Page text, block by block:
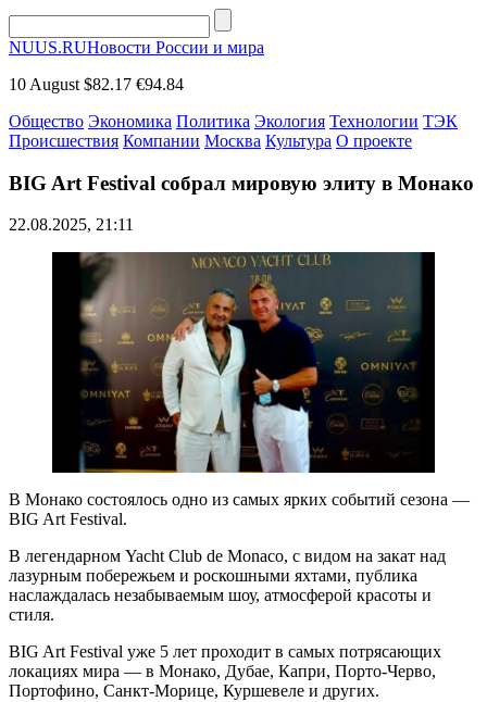
NUUS.RUНовости России и мира
10 August $82.17 €94.84
Общество Экономика Политика Экология Технологии ТЭК
Происшествия Компании Москва Культура О проекте
BIG Art Festival собрал мировую элиту в Монако
22.08.2025, 21:11
В Монако состоялось одно из самых ярких событий сезона —
BIG Art Festival.
В легендарном Yacht Club de Monaco, с видом на закат над
лазурным побережьем и роскошными яхтами, публика
наслаждалась незабываемым шоу, атмосферой красоты и
стиля.
BIG Art Festival уже 5 лет проходит в самых потрясающих
локациях мира — в Монако, Дубае, Капри, Порто-Черво,
Портофино, Санкт-Морице, Куршевеле и других.